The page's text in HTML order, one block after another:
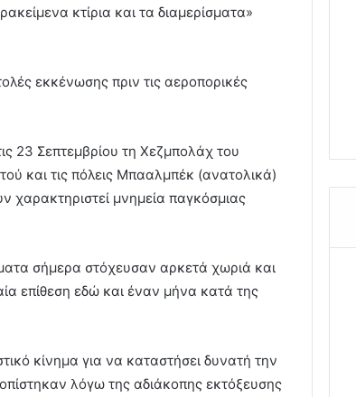
κτίρια και τα διαμερίσματα»
εκκένωσης πριν τις αεροπορικές
23 Σεπτεμβρίου τη Χεζμπολάχ του
και τις πόλεις Μπααλμπέκ (ανατολικά)
χαρακτηριστεί μνημεία παγκόσμιας
σήμερα στόχευσαν αρκετά χωριά και
επίθεση εδώ και έναν μήνα κατά της
κίνημα για να καταστήσει δυνατή την
λόγω της αδιάκοπης εκτόξευσης